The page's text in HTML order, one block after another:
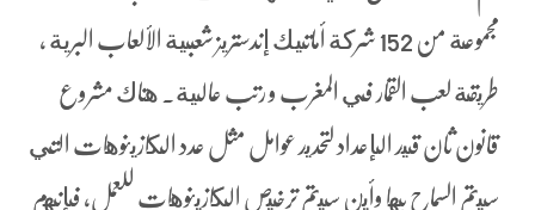
مجموعة من 152 شركة أماتيك إندستريز شعبية الألعاب البرية ،
طريقة لعب القمار في المغرب و رتب عالية. هناك مشروع
قانون ثان قيد الإعداد لتحديد عوامل مثل عدد الكازينوهات التي
سيتم السماح بها وأين سيتم ترخيص الكازينوهات للعمل، فإنهم